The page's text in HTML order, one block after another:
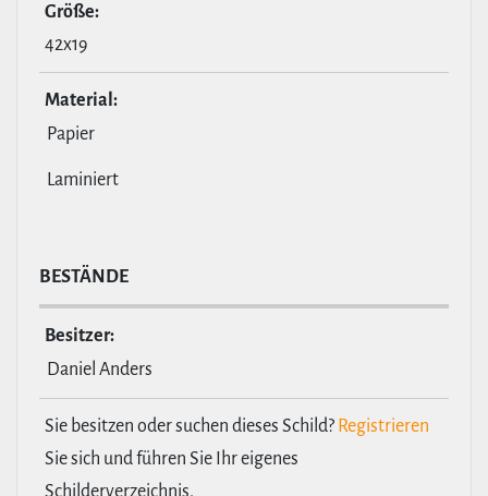
Größe:
42x19
Material:
Papier
Laminiert
BESTÄNDE
Besitzer:
Daniel Anders
Sie besitzen oder suchen dieses Schild? Registrieren
Sie sich und führen Sie Ihr eigenes
Schilderverzeichnis.